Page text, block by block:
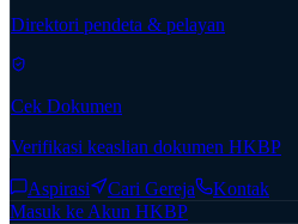
Direktori pendeta & pelayan
Cek Dokumen
Verifikasi keaslian dokumen HKBP
Aspirasi Cari Gereja
Kontak
Masuk ke Akun HKBP